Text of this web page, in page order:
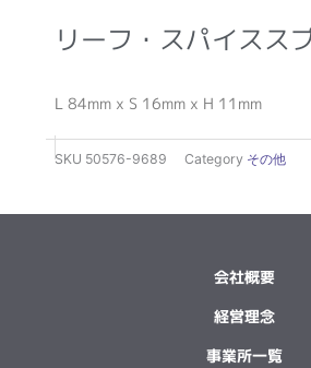
リーフ・スパイスス
L 84mm x S 16mm x H 11mm
SKU 50576-9689 Category その他
会社概要
経営理念
事業所一覧